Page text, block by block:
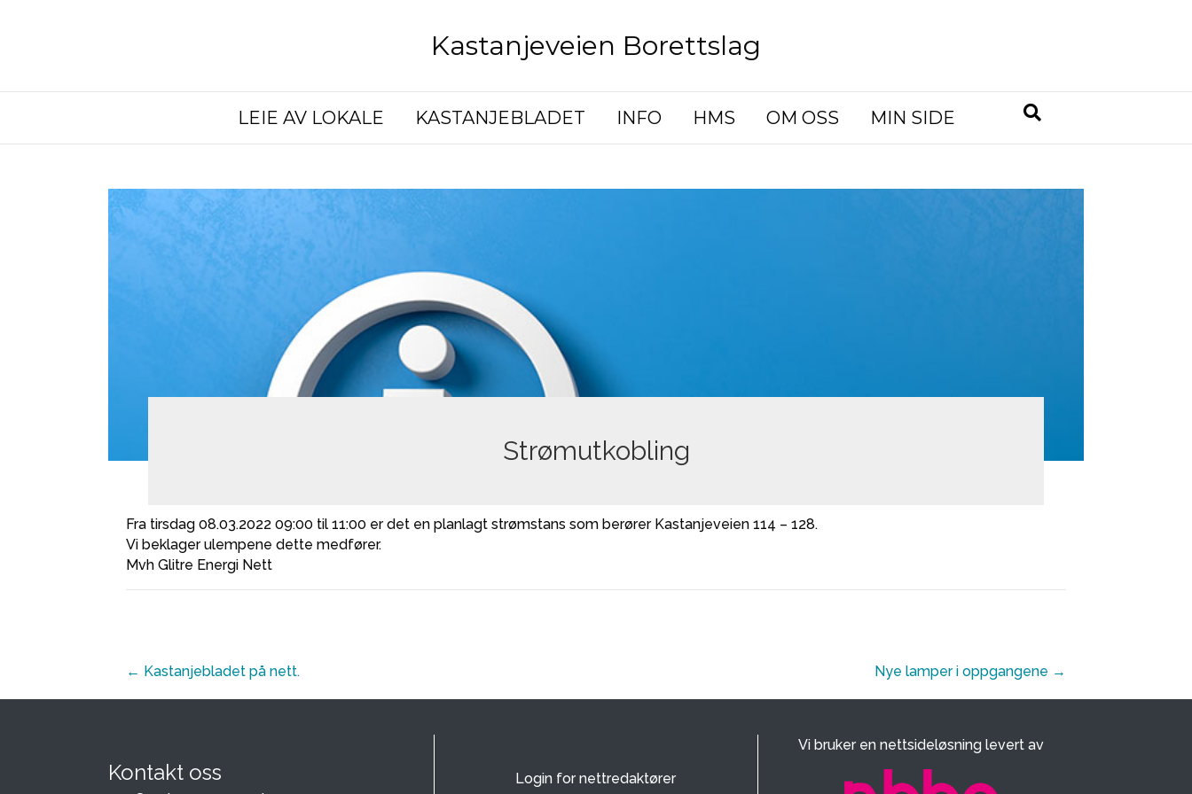
Kastanjeveien Borettslag
LEIE AV LOKALE KASTANJEBLADET INFO HMS OM OSS MIN SIDE
Strømutkobling
Fra tirsdag 08.03.2022 09:00 til 11:00 er det en planlagt strømstans som berører Kastanjeveien 114 – 128.
Vi beklager ulempene dette medfører.
Mvh Glitre Energi Nett
Posts
← Kastanjebladet på nett. Nye lamper i oppgangene →
Kontakt oss Login for nettredaktører
Vi bruker en nettsideløsning levert av